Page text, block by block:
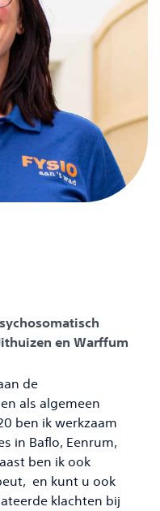
en Warffum
de
als algemeen
ben ik werkzaam
in Baflo, Eenrum,
ben ik ook
en kunt u ook
klachten bij